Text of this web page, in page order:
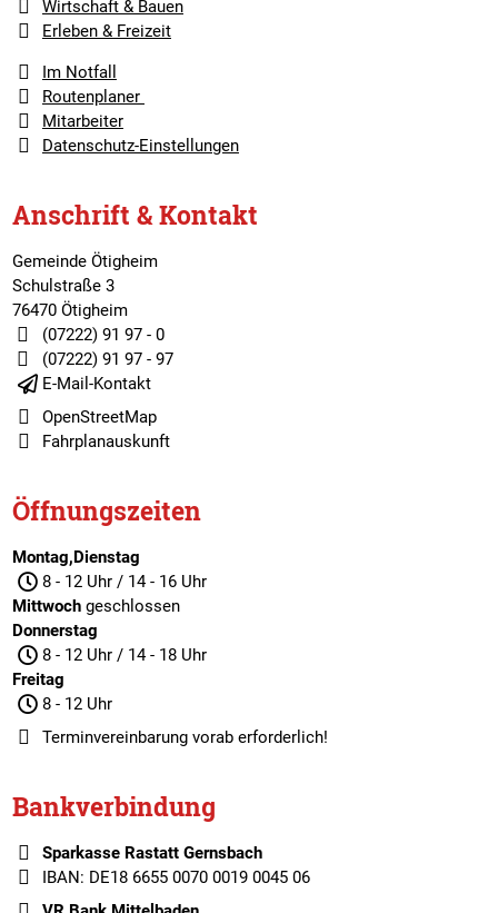
Wirtschaft & Bauen
Erleben & Freizeit
Im Notfall
Routenplaner
Mitarbeiter
Datenschutz-Einstellungen
Anschrift & Kontakt
Gemeinde Ötigheim
Schulstraße 3
76470 Ötigheim
(07222) 91 97 - 0
(07222) 91 97 - 97
E-Mail-Kontakt
OpenStreetMap
Fahrplanauskunft
Öffnungszeiten
Montag,Dienstag
8 - 12 Uhr / 14 - 16 Uhr
Mittwochgeschlossen
Donnerstag
8 - 12 Uhr / 14 - 18 Uhr
Freitag
8 - 12 Uhr
Terminvereinbarungvorab erforderlich!
Bankverbindung
Sparkasse Rastatt Gernsbach
IBAN: DE18 6655 0070 0019 0045 06